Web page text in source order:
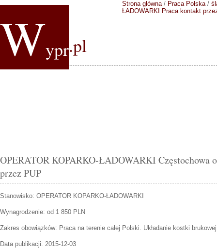
Wypr.pl
Strona główna/ Praca Polska/
ŁADOWARKI
Praca kontakt
OPERATOR KOPARKO-ŁADOWARKI Częstochowa
przez PUP
Stanowisko: OPERATOR KOPARKO-ŁADOWARKI
Wynagrodzenie: od 1 850 PLN
Zakres obowiązków: Praca na terenie całej Polski. Układanie kostki
Data publikacji: 2015-12-03